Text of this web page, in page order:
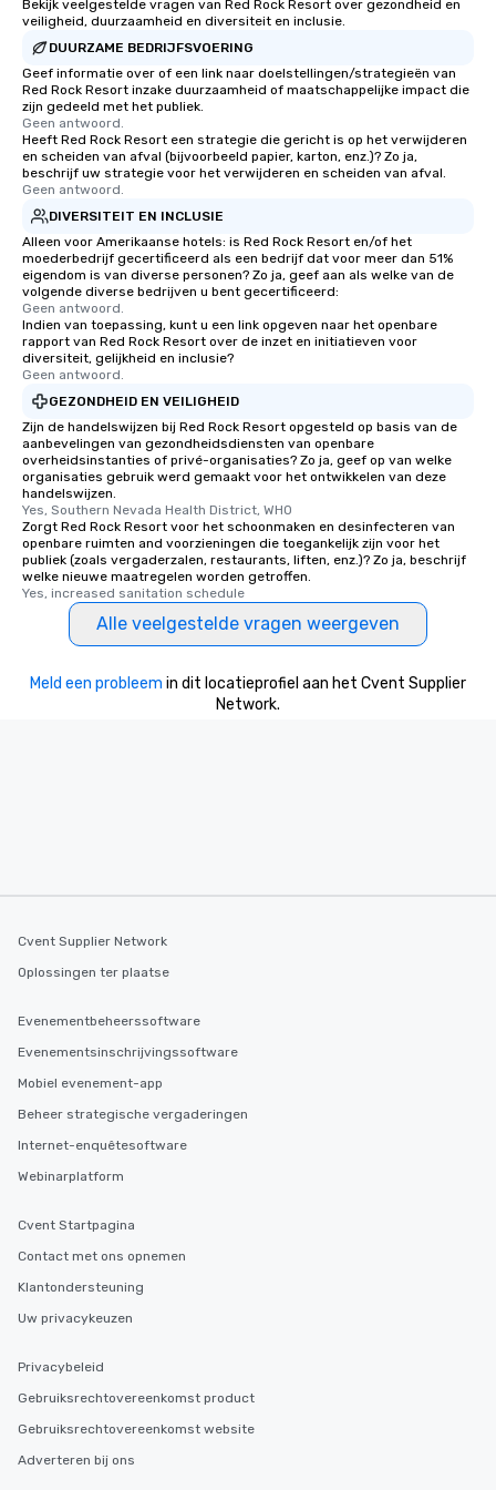
Bekijk veelgestelde vragen van Red Rock Resort over gezondheid en
veiligheid, duurzaamheid en diversiteit en inclusie.
DUURZAME BEDRIJFSVOERING
Geef informatie over of een link naar doelstellingen/strategieën van
Red Rock Resort inzake duurzaamheid of maatschappelijke impact die
zijn gedeeld met het publiek.
Geen antwoord.
Heeft Red Rock Resort een strategie die gericht is op het verwijderen
en scheiden van afval (bijvoorbeeld papier, karton, enz.)? Zo ja,
beschrijf uw strategie voor het verwijderen en scheiden van afval.
Geen antwoord.
DIVERSITEIT EN INCLUSIE
Alleen voor Amerikaanse hotels: is Red Rock Resort en/of het
moederbedrijf gecertificeerd als een bedrijf dat voor meer dan 51%
eigendom is van diverse personen? Zo ja, geef aan als welke van de
volgende diverse bedrijven u bent gecertificeerd:
Geen antwoord.
Indien van toepassing, kunt u een link opgeven naar het openbare
rapport van Red Rock Resort over de inzet en initiatieven voor
diversiteit, gelijkheid en inclusie?
Geen antwoord.
GEZONDHEID EN VEILIGHEID
Zijn de handelswijzen bij Red Rock Resort opgesteld op basis van de
aanbevelingen van gezondheidsdiensten van openbare
overheidsinstanties of privé-organisaties? Zo ja, geef op van welke
organisaties gebruik werd gemaakt voor het ontwikkelen van deze
handelswijzen.
Yes, Southern Nevada Health District, WHO
Zorgt Red Rock Resort voor het schoonmaken en desinfecteren van
openbare ruimten and voorzieningen die toegankelijk zijn voor het
publiek (zoals vergaderzalen, restaurants, liften, enz.)? Zo ja, beschrijf
welke nieuwe maatregelen worden getroffen.
Yes, increased sanitation schedule
Alle veelgestelde vragen weergeven
Meld een probleem in dit locatieprofiel aan het Cvent Supplier
Network.
Cvent Supplier Network
Oplossingen ter plaatse
Evenementbeheerssoftware
Evenementsinschrijvingssoftware
Mobiel evenement-app
Beheer strategische vergaderingen
Internet-enquêtesoftware
Webinarplatform
Cvent Startpagina
Contact met ons opnemen
Klantondersteuning
Uw privacykeuzen
Privacybeleid
Gebruiksrechtovereenkomst product
Gebruiksrechtovereenkomst website
Adverteren bij ons